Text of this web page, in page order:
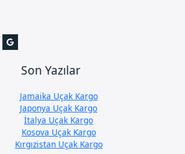
Son Yazılar
Jamaika Uçak Kargo
Japonya Uçak Kargo
İtalya Uçak Kargo
Kosova Uçak Kargo
Kırgızistan Uçak Kargo